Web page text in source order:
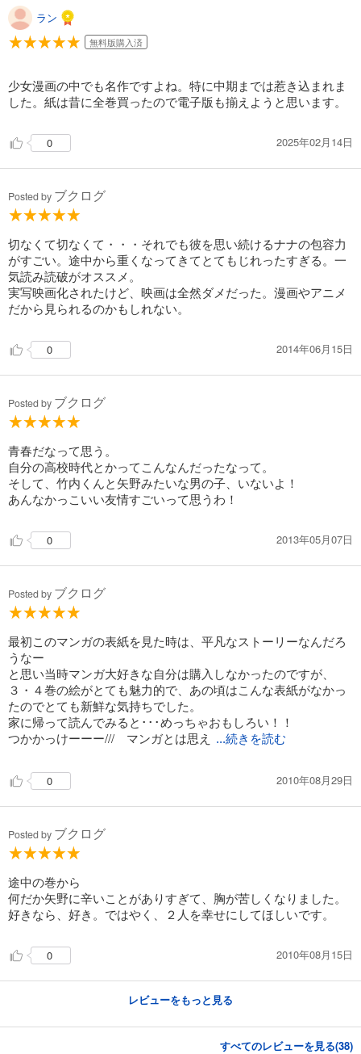
僕等がいた 15
試し読み
583円 (税込)
完結
カート
試し読み
あらすじを表示する
ラン
無料版購入済
少女漫画の中でも名作ですよね。特に中期までは惹き込まれま
した。紙は昔に全巻買ったので電子版も揃えようと思います。
0 2025年02月14日
Posted by ブクログ
切なくて切なくて・・・それでも彼を思い続けるナナの包容力
がすごい。途中から重くなってきてとてもじれったすぎる。一
気読み読破がオススメ。
実写映画化されたけど、映画は全然ダメだった。漫画やアニメ
だから見られるのかもしれない。
0 2014年06月15日
Posted by ブクログ
青春だなって思う。
自分の高校時代とかってこんなんだったなって。
そして、竹内くんと矢野みたいな男の子、いないよ！
あんなかっこいい友情すごいって思うわ！
0 2013年05月07日
Posted by ブクログ
最初このマンガの表紙を見た時は、平凡なストーリーなんだろ
うなー
と思い当時マンガ大好きな自分は購入しなかったのですが、
３・４巻の絵がとても魅力的で、あの頃はこんな表紙がなかっ
たのでとても新鮮な気持ちでした。
家に帰って読んでみると･･･めっちゃおもしろい！！
つかかっけーーー/// マンガとは思え
...続きを読む
0 2010年08月29日
Posted by ブクログ
途中の巻から
何だか矢野に辛いことがありすぎて、胸が苦しくなりました。
好きなら、好き。ではやく、２人を幸せにしてほしいです。
0 2010年08月15日
レビューをもっと見る
すべてのレビューを見る(38)